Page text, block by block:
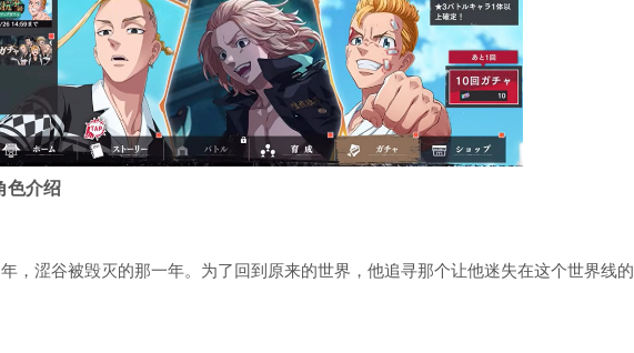
色介绍
，涩谷被毁灭的那一年。为了回到原来的世界，他追寻那个让他迷失在这个世界线的